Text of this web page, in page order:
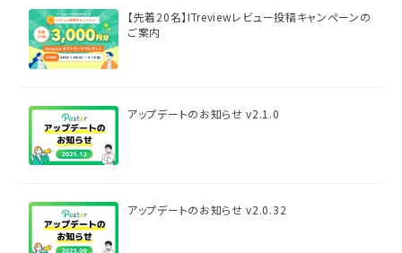
【先着20名】ITreviewレビュー投稿キャンペーンの
ご案内
アップデートのお知らせ v2.1.0
アップデートのお知らせ v2.0.32